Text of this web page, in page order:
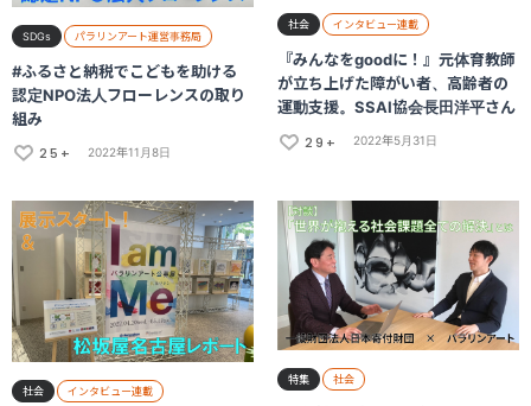
SDGs パラリンアート運営事務局
#ふるさと納税でこどもを助ける
認定NPO法人フローレンスの取り
組み
25+
2022年11月8日
社会 インタビュー連載
『みんなをgoodに！』元体育教師
が立ち上げた障がい者、高齢者の
運動支援。SSAI協会長田洋平さん
29+
2022年5月31日
社会 インタビュー連載
特集 社会